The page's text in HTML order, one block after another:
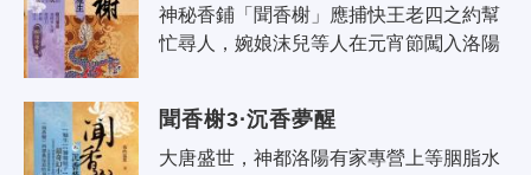
神秘香鋪「聞香榭」應捕快王老四之約幫
忙尋人，婉娘沫兒等人在元宵節闖入洛陽
聞香榭3·沉香夢醒
大唐盛世，神都洛陽有家專營上等胭脂水